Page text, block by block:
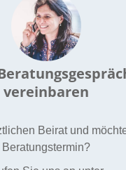
vereinbaren
Beirat und
Beratungstermin?